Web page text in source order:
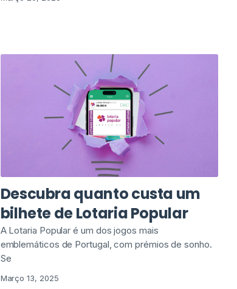
Descubra quanto custa um
bilhete de Lotaria Popular
A Lotaria Popular é um dos jogos mais
emblemáticos de Portugal, com prémios de sonho.
Se
Março 13, 2025